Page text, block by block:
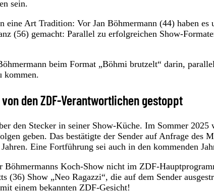
sein.
eine Art Tradition: Vor Jan Böhmermann (44) haben es
(56) gemacht: Parallel zu erfolgreichen Show-
beim Format „Böhmi brutzelt“ darin,
kommen.
den ZDF-Verantwortlichen gestoppt
den Stecker in seiner Show-Küche. Im Sommer 2025
geben. Das bestätigte der Sender auf Anfrage des
Eine Fortführung sei auch in den kommenden
Böhmermanns Koch-Show nicht im ZDF-
(36) Show „Neo Ragazzi“, die auf dem Sender
einem bekannten ZDF-Gesicht!